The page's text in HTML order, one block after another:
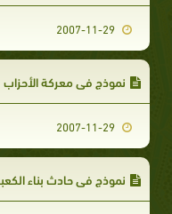
نموذج في معركة الأحزاب
نموذج في حادث بناء